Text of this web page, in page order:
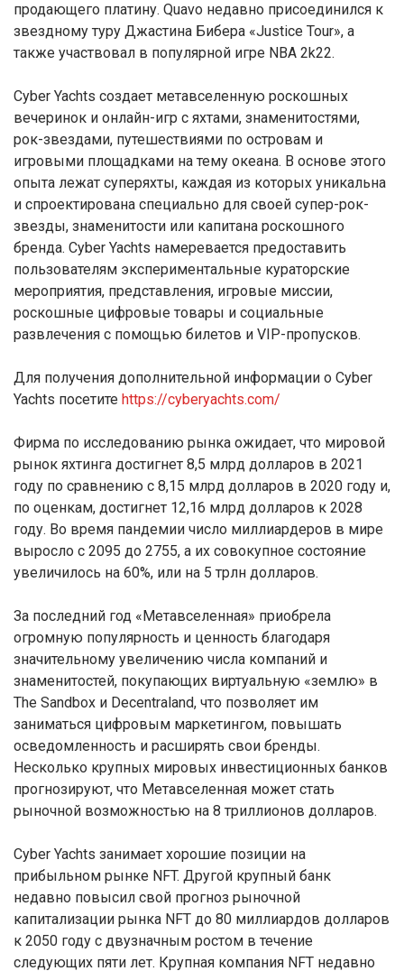
продающего платину. Quavo недавно присоединился к
звездному туру Джастина Бибера «Justice Tour», а
также участвовал в популярной игре NBA 2k22.
Cyber Yachts создает метавселенную роскошных
вечеринок и онлайн-игр с яхтами, знаменитостями,
рок-звездами, путешествиями по островам и
игровыми площадками на тему океана. В основе этого
опыта лежат суперяхты, каждая из которых уникальна
и спроектирована специально для своей супер-рок-
звезды, знаменитости или капитана роскошного
бренда. Cyber Yachts намеревается предоставить
пользователям экспериментальные кураторские
мероприятия, представления, игровые миссии,
роскошные цифровые товары и социальные
развлечения с помощью билетов и VIP-пропусков.
Для получения дополнительной информации о Cyber
Yachts посетите https://cyberyachts.com/
Фирма по исследованию рынка ожидает, что мировой
рынок яхтинга достигнет 8,5 млрд долларов в 2021
году по сравнению с 8,15 млрд долларов в 2020 году и,
по оценкам, достигнет 12,16 млрд долларов к 2028
году. Во время пандемии число миллиардеров в мире
выросло с 2095 до 2755, а их совокупное состояние
увеличилось на 60%, или на 5 трлн долларов.
За последний год «Метавселенная» приобрела
огромную популярность и ценность благодаря
значительному увеличению числа компаний и
знаменитостей, покупающих виртуальную «землю» в
The Sandbox и Decentraland, что позволяет им
заниматься цифровым маркетингом, повышать
осведомленность и расширять свои бренды.
Несколько крупных мировых инвестиционных банков
прогнозируют, что Метавселенная может стать
рыночной возможностью на 8 триллионов долларов.
Cyber Yachts занимает хорошие позиции на
прибыльном рынке NFT. Другой крупный банк
недавно повысил свой прогноз рыночной
капитализации рынка NFT до 80 миллиардов долларов
к 2050 году с двузначным ростом в течение
следующих пяти лет. Крупная компания NFT недавно